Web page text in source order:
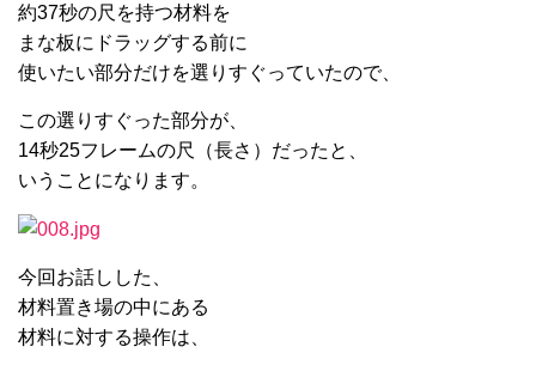
約37秒の尺を持つ材料を
まな板にドラッグする前に
使いたい部分だけを選りすぐっていたので、
この選りすぐった部分が、
14秒25フレームの尺（長さ）だったと、
いうことになります。
今回お話しした、
材料置き場の中にある
材料に対する操作は、